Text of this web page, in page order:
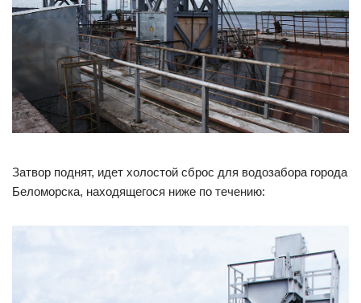
Затвор поднят, идет холостой сброс для водозабора города
Беломорска, находящегося ниже по течению: